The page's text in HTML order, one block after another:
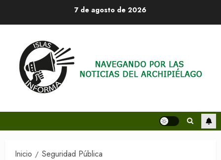
7 de agosto de 2026
Inicio Seguridad Pública